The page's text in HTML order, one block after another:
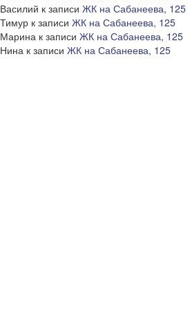
Василий к записи ЖК на Сабанеева, 125
Тимур к записи ЖК на Сабанеева, 125
Марина к записи ЖК на Сабанеева, 125
Нина к записи ЖК на Сабанеева, 125